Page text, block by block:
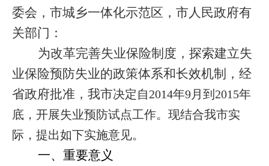
委会，市城乡一体化示范区，市人民政府有
关部门：
为改革完善失业保险制度，探索建立失
业保险预防失业的政策体系和长效机制，经
省政府批准，我市决定自2014年9月到 2015年
底，开展失业预防试点工作。现结合我市实
际，提出如下实施意见。
一、重要意义